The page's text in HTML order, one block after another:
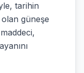
tarihin
güneşe